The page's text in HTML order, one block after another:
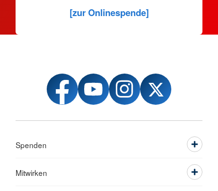
[zur Onlinespende]
Spenden
Mitwirken